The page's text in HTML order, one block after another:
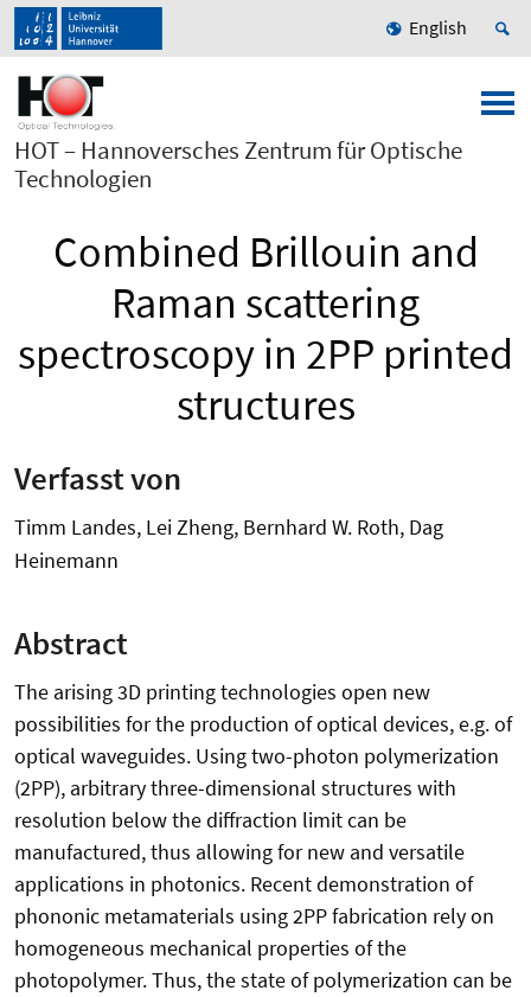
English
HOT – Hannoversches Zentrum für Optische
Technologien
Combined Brillouin and
Raman scattering
spectroscopy in 2PP printed
structures
Verfasst von
Timm Landes, Lei Zheng, Bernhard W. Roth, Dag
Heinemann
Abstract
The arising 3D printing technologies open new
possibilities for the production of optical devices, e.g. of
optical waveguides. Using two-photon polymerization
(2PP), arbitrary three-dimensional structures with
resolution below the diffraction limit can be
manufactured, thus allowing for new and versatile
applications in photonics. Recent demonstration of
phononic metamaterials using 2PP fabrication rely on
homogeneous mechanical properties of the
photopolymer. Thus, the state of polymerization can be